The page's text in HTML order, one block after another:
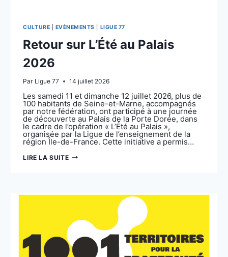
CULTURE EVÈNEMENTS LIGUE 77
Retour sur L’Été au Palais
2026
Par Ligue 77 14 juillet 2026
Les samedi 11 et dimanche 12 juillet 2026, plus de
100 habitants de Seine-et-Marne, accompagnés
par notre fédération, ont participé à une journée
de découverte au Palais de la Porte Dorée, dans
le cadre de l’opération « L’Été au Palais »,
organisée par la Ligue de l’enseignement de la
région Île-de-France. Cette initiative a permis…
LIRE LA SUITE RETOUR